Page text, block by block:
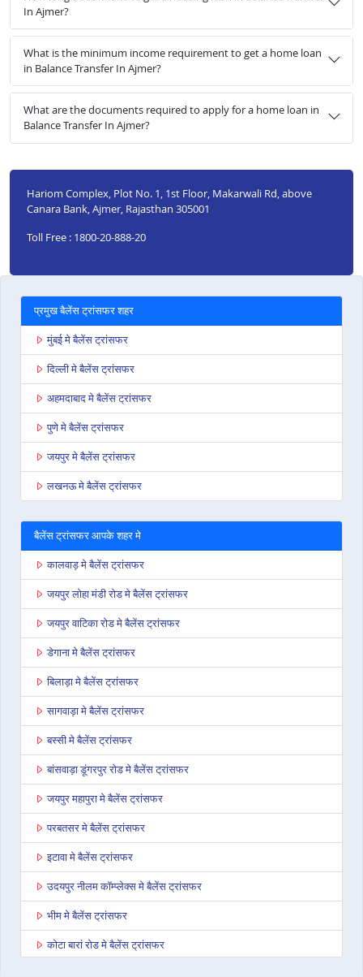
In Ajmer?
What is the minimum income requirement to get a home loan
in Balance Transfer In Ajmer?
What are the documents required to apply for a home loan in
Balance Transfer In Ajmer?
Hariom Complex, Plot No. 1, 1st Floor, Makarwali Rd, above
Canara Bank, Ajmer, Rajasthan 305001
Toll Free : 1800-20-888-20
प्रमुख बैलेंस ट्रांसफर शहर
मुंबई मे बैलेंस ट्रांसफर
दिल्ली मे बैलेंस ट्रांसफर
अहमदाबाद मे बैलेंस ट्रांसफर
पुणे मे बैलेंस ट्रांसफर
जयपुर मे बैलेंस ट्रांसफर
लखनऊ मे बैलेंस ट्रांसफर
बैलेंस ट्रांसफर आपके शहर मे
कालवाड़ मे बैलेंस ट्रांसफर
जयपुर लोहा मंडी रोड मे बैलेंस ट्रांसफर
जयपुर वाटिका रोड मे बैलेंस ट्रांसफर
डेगाना मे बैलेंस ट्रांसफर
बिलाड़ा मे बैलेंस ट्रांसफर
सागवाड़ा मे बैलेंस ट्रांसफर
बस्सी मे बैलेंस ट्रांसफर
बांसवाड़ा डूंगरपुर रोड मे बैलेंस ट्रांसफर
जयपुर महापुरा मे बैलेंस ट्रांसफर
परबतसर मे बैलेंस ट्रांसफर
इटावा मे बैलेंस ट्रांसफर
उदयपुर नीलम कॉम्प्लेक्स मे बैलेंस ट्रांसफर
भीम मे बैलेंस ट्रांसफर
कोटा बारां रोड मे बैलेंस ट्रांसफर